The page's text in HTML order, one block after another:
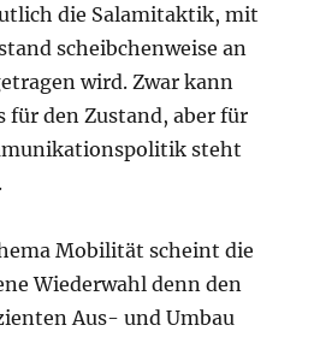
die Salamitaktik, mit
scheibchenweise an
wird. Zwar kann
für den Zustand, aber für
steht
Mobilität scheint die
Wiederwahl denn den
Aus- und Umbau